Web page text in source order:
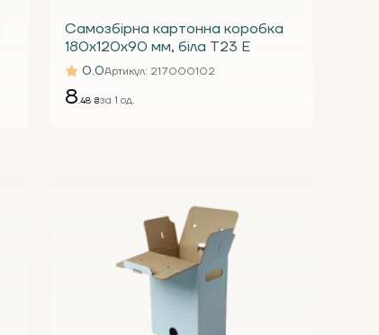
Самозбірна картонна коробка
180x120x90 мм, біла Т23 Е
0.0Артикул: 217000102
8.48 ₴за 1 од.